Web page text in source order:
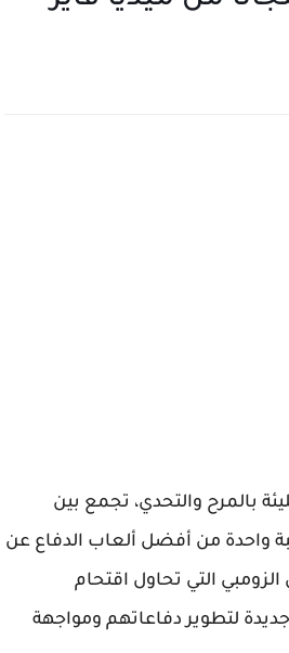
بالمرح والتحدي، تجمع بين
واحدة من أفضل ألعاب الدفاع عن
التي تحاول اقتحام
لتطوير دفاعاتهم ومواجهة